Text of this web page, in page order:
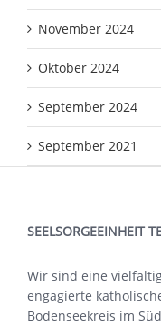
November 2024
Oktober 2024
September 2024
September 2021
SEELSORGEEINHEIT
Wir sind eine
engagierte
Bodenseekreis im